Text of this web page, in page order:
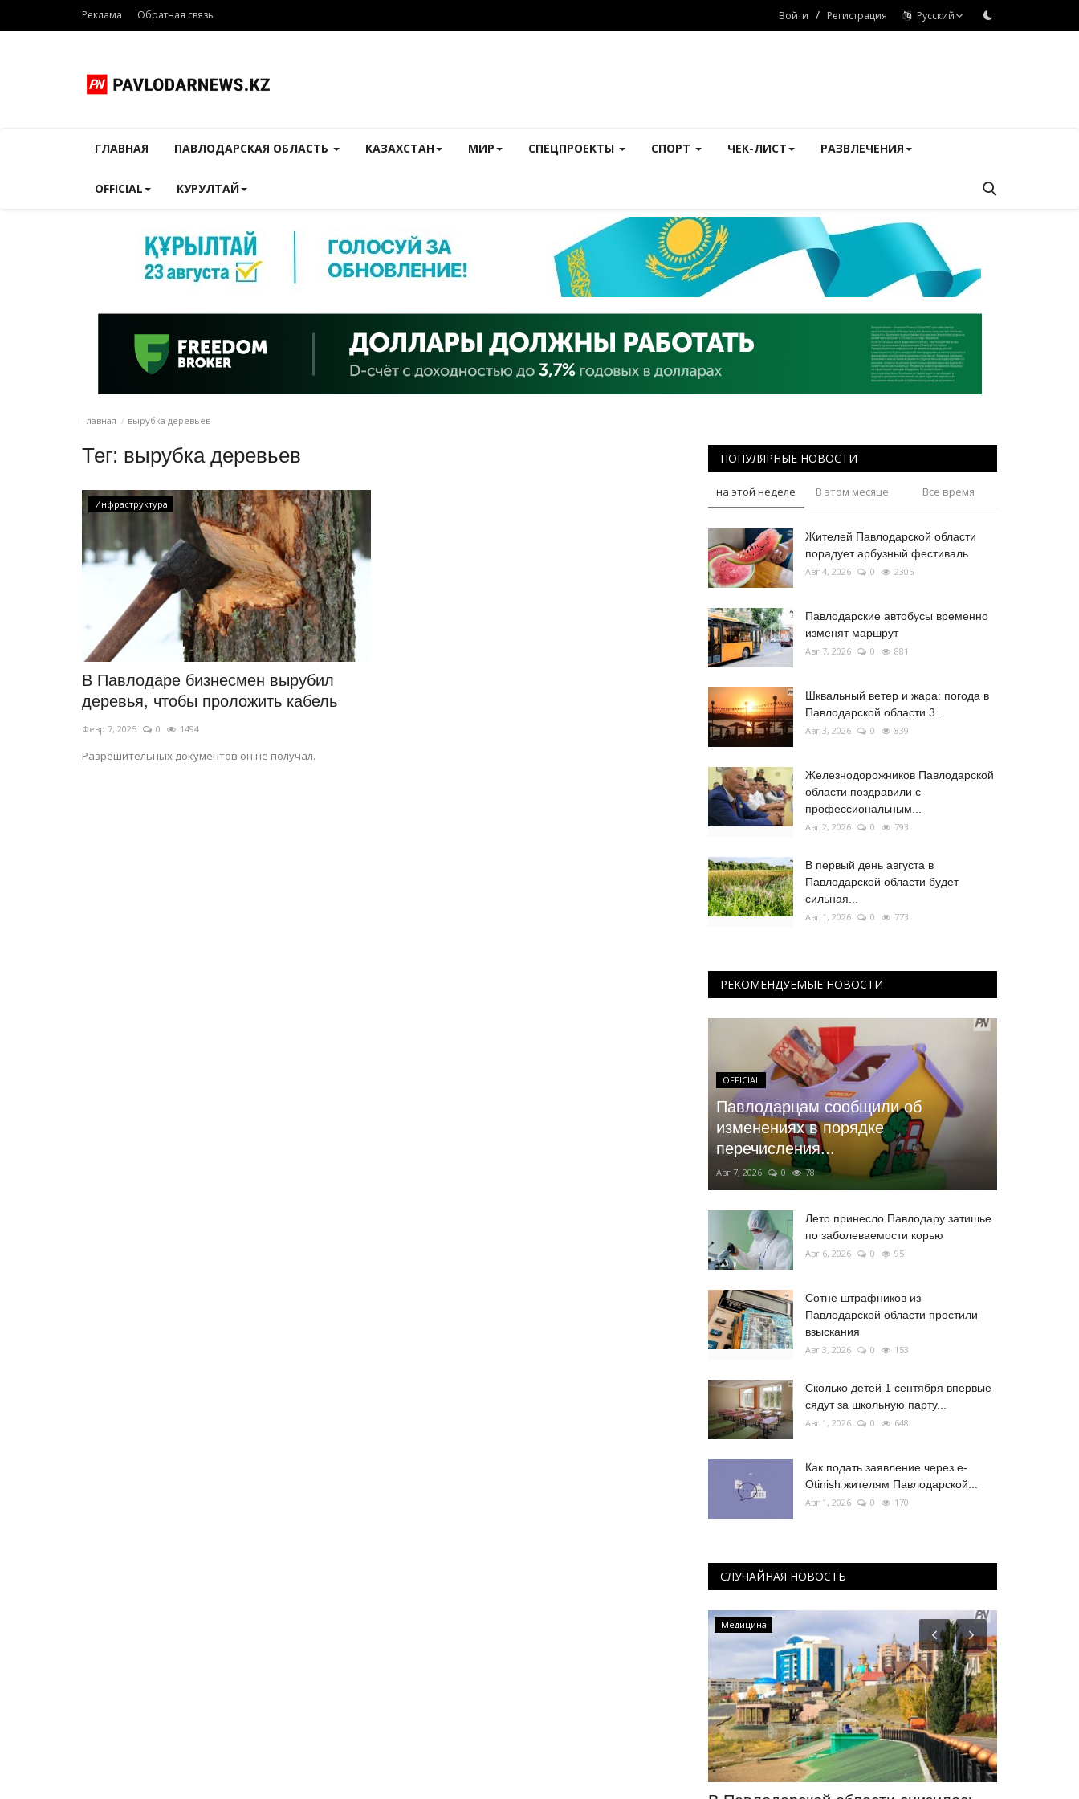
Реклама Обратная связь Войти / Регистрация Русский
ГЛАВНАЯ ПАВЛОДАРСКАЯ ОБЛАСТЬ КАЗАХСТАН МИР СПЕЦПРОЕКТЫ СПОРТ ЧЕК-ЛИСТ РАЗВЛЕЧЕНИЯ
OFFICIAL КУРУЛТАЙ
Главная вырубка деревьев
Тег: вырубка деревьев
Инфраструктура
В Павлодаре бизнесмен вырубил
деревья, чтобы проложить кабель
Февр 7, 2025 0 1494
Разрешительных документов он не получал.
ПОПУЛЯРНЫЕ НОВОСТИ
на этой неделе В этом месяце Все время
Жителей Павлодарской области
порадует арбузный фестиваль
Авг 4, 2026 0 2305
Павлодарские автобусы временно
изменят маршрут
Авг 7, 2026 0 881
Шквальный ветер и жара: погода в
Павлодарской области 3...
Авг 3, 2026 0 839
Железнодорожников Павлодарской
области поздравили с
профессиональным...
Авг 2, 2026 0 793
В первый день августа в
Павлодарской области будет
сильная...
Авг 1, 2026 0 773
РЕКОМЕНДУЕМЫЕ НОВОСТИ
OFFICIAL
Павлодарцам сообщили об
изменениях в порядке
перечисления...
Авг 7, 2026 0 78
Лето принесло Павлодару затишье
по заболеваемости корью
Авг 6, 2026 0 95
Сотне штрафников из
Павлодарской области простили
взыскания
Авг 3, 2026 0 153
Сколько детей 1 сентября впервые
сядут за школьную парту...
Авг 1, 2026 0 648
Как подать заявление через e-
Otinish жителям Павлодарской...
Авг 1, 2026 0 170
СЛУЧАЙНАЯ НОВОСТЬ
Медицина